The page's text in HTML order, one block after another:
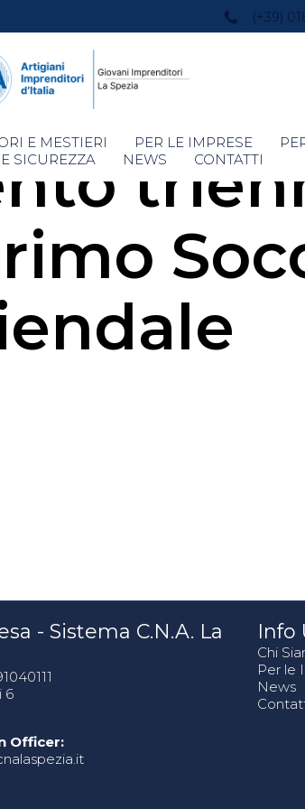
(+39)
Skip
to
E MESTIERI PER LE IMPRESE
SICUREZZA
NEWS CONTATTI
- Sistema C.N.A. La
6
Officer:
Info
Chi
Per le
News